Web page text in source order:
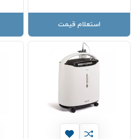
استعلام قیمت